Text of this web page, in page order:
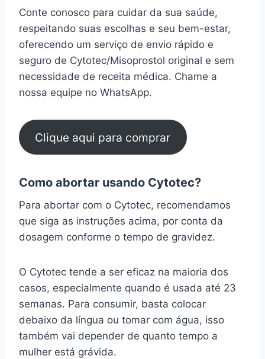
Conte conosco para cuidar da sua saúde,
respeitando suas escolhas e seu bem-estar,
oferecendo um serviço de envio rápido e
seguro de Cytotec/Misoprostol original e sem
necessidade de receita médica. Chame a
nossa equipe no WhatsApp.
Clique aqui para comprar
Como abortar usando Cytotec?
Para abortar com o Cytotec, recomendamos
que siga as instruções acima, por conta da
dosagem conforme o tempo de gravidez.
O Cytotec tende a ser eficaz na maioria dos
casos, especialmente quando é usada até 23
semanas. Para consumir, basta colocar
debaixo da língua ou tomar com água, isso
também vai depender de quanto tempo a
mulher está grávida.